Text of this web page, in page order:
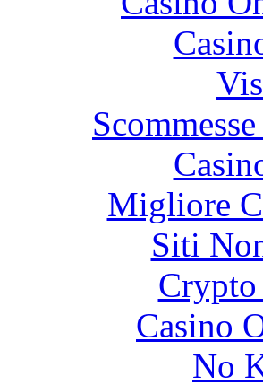
Migliore
Siti
Casino
No